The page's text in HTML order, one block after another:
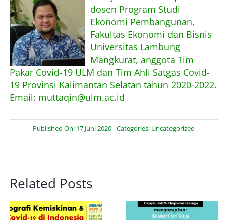
dosen Program Studi
Ekonomi Pembangunan,
Fakultas Ekonomi dan Bisnis
Universitas Lambung
Mangkurat, anggota Tim
Pakar Covid-19 ULM dan Tim Ahli Satgas Covid-
19 Provinsi Kalimantan Selatan tahun 2020-2022.
Email: muttaqin@ulm.ac.id
Published On: 17 Juni 2020 Categories: Uncategorized
Related Posts